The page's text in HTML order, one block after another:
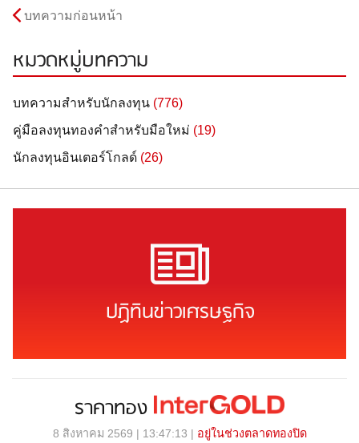
บทความก่อนหน้า
หมวดหมู่บทความ
บทความสำหรับนักลงทุน (776)
คู่มือลงทุนทองคำสำหรับมือใหม่ (19)
นักลงทุนอินเตอร์โกลด์ (26)
ปฏิทินข่าวเศรษฐกิจ
ราคาทอง
8 สิงหาคม 2569 | 13:47:13 | อยู่ในช่วงตลาดทองปิด